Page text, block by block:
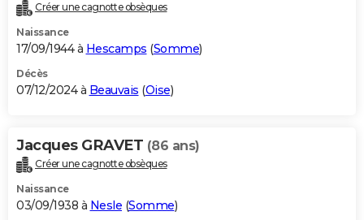
Créer une cagnotte obsèques
Naissance
17/09/1944 à Hescamps (Somme)
Décès
07/12/2024 à Beauvais (Oise)
Jacques GRAVET (86 ans)
Créer une cagnotte obsèques
Naissance
03/09/1938 à Nesle (Somme)